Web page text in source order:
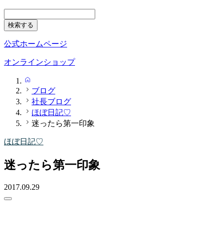
公式ホームページ
オンラインショップ
ブログ
社長ブログ
ほぼ日記♡
迷ったら第一印象
ほぼ日記♡
迷ったら第一印象
2017.09.29